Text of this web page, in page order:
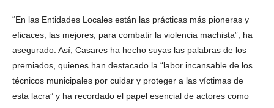
“En las Entidades Locales están las prácticas más pioneras y
eficaces, las mejores, para combatir la violencia machista”, ha
asegurado. Así, Casares ha hecho suyas las palabras de los
premiados, quienes han destacado la “labor incansable de los
técnicos municipales por cuidar y proteger a las víctimas de
esta lacra” y ha recordado el papel esencial de actores como